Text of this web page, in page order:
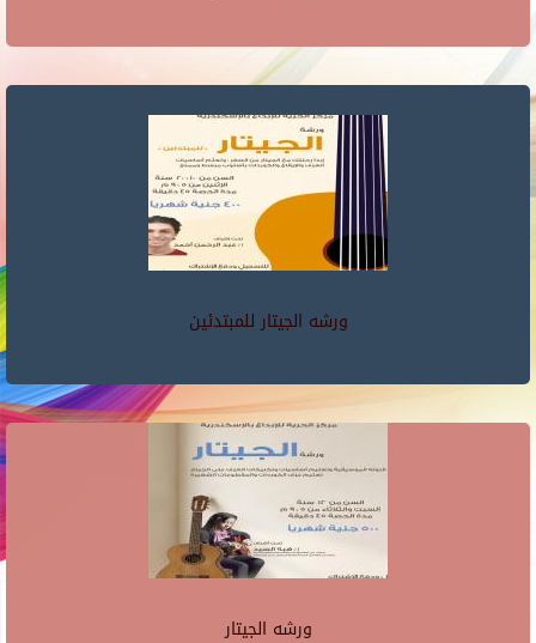
ورشه الجيتار للمبتدئين
ورشه الجيتار